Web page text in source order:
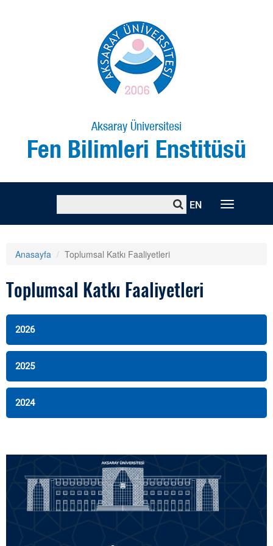
Aksaray Üniversitesi
Fen Bilimleri Enstitüsü
EN
Anasayfa Toplumsal Katkı Faaliyetleri
Toplumsal Katkı Faaliyetleri
2026
2025
2024